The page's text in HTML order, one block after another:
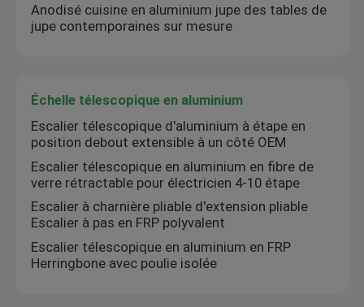
profils en aluminium pour des fenêtres et des portes
profils en aluminium d'extrusion
Cadre de porte d'armoire en aluminium
Plafond en aluminium
Anodisé cuisine en aluminium jupe des tables de
jupe contemporaines sur mesure
Échelle télescopique en aluminium
Escalier télescopique d'aluminium à étape en
position debout extensible à un côté OEM
Escalier télescopique en aluminium en fibre de
verre rétractable pour électricien 4-10 étape
Escalier à charnière pliable d'extension pliable
Escalier à pas en FRP polyvalent
Escalier télescopique en aluminium en FRP
Herringbone avec poulie isolée